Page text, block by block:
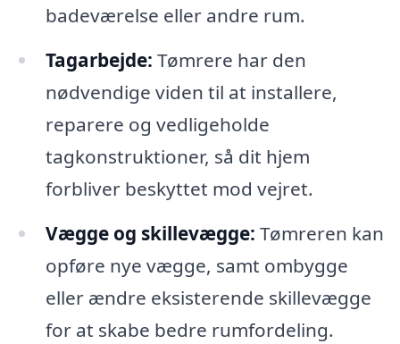
badeværelse eller andre rum.
Tagarbejde: Tømrere har den
nødvendige viden til at installere,
reparere og vedligeholde
tagkonstruktioner, så dit hjem
forbliver beskyttet mod vejret.
Vægge og skillevægge: Tømreren kan
opføre nye vægge, samt ombygge
eller ændre eksisterende skillevægge
for at skabe bedre rumfordeling.